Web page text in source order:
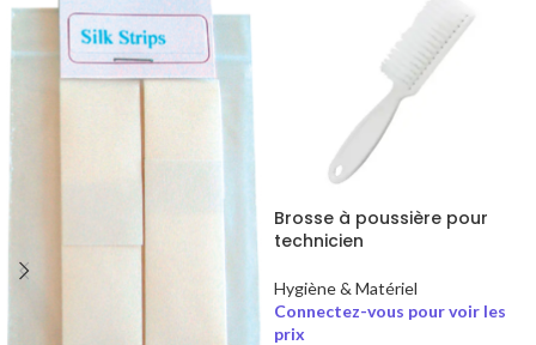
Brosse à poussière pour
technicien
Hygiène & Matériel
Connectez-vous pour voir les
prix